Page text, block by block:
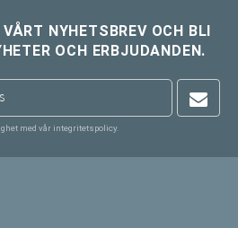
NYHETSBREV OCH BLI
OCH ERBJUDANDEN.
med vår integritetspolicy.